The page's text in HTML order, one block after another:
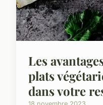
Les
plats
dans votre